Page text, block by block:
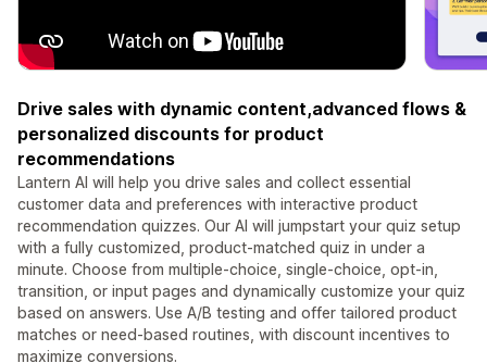
Drive sales with dynamic content,advanced flows &
personalized discounts for product
recommendations
Lantern AI will help you drive sales and collect essential
customer data and preferences with interactive product
recommendation quizzes. Our AI will jumpstart your quiz setup
with a fully customized, product-matched quiz in under a
minute. Choose from multiple-choice, single-choice, opt-in,
transition, or input pages and dynamically customize your quiz
based on answers. Use A/B testing and offer tailored product
matches or need-based routines, with discount incentives to
maximize conversions.